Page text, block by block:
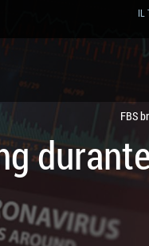
IL
FBS